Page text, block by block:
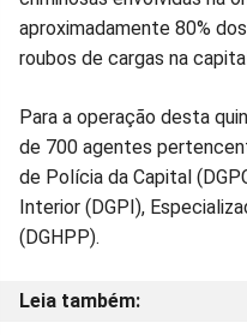
aproximadamente 80%
roubos de cargas na
Para a operação desta
de 700 agentes
de Polícia da Capital
Interior (DGPI),
(DGHPP).